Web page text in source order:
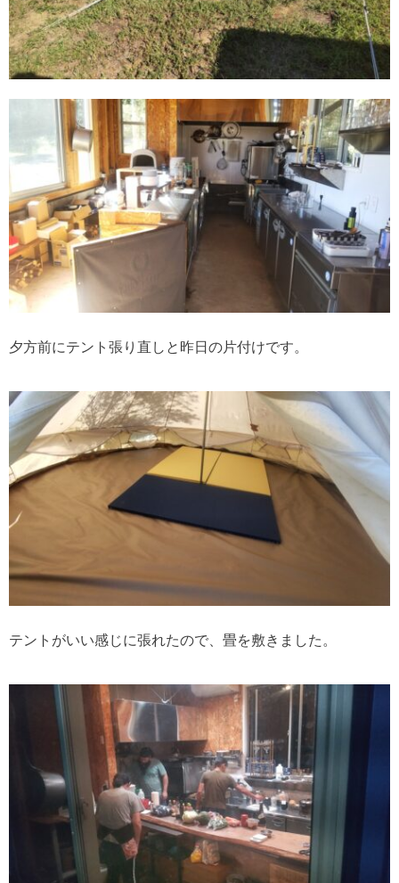
夕方前にテント張り直しと昨日の片付けです。
テントがいい感じに張れたので、畳を敷きました。